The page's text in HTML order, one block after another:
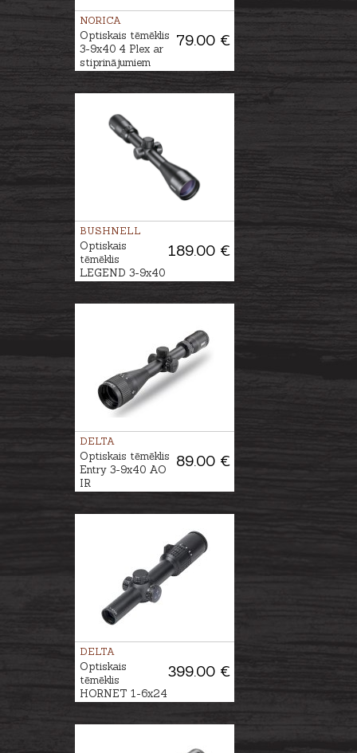
NORICA
79.00 €
Optiskais tēmēklis
3-9x40 4 Plex ar
stiprinājumiem
BUSHNELL
189.00 €
Optiskais
tēmēklis
LEGEND 3-9x40
DELTA
89.00 €
Optiskais tēmēklis
Entry 3-9x40 AO
IR
DELTA
399.00 €
Optiskais
tēmēklis
HORNET 1-6x24